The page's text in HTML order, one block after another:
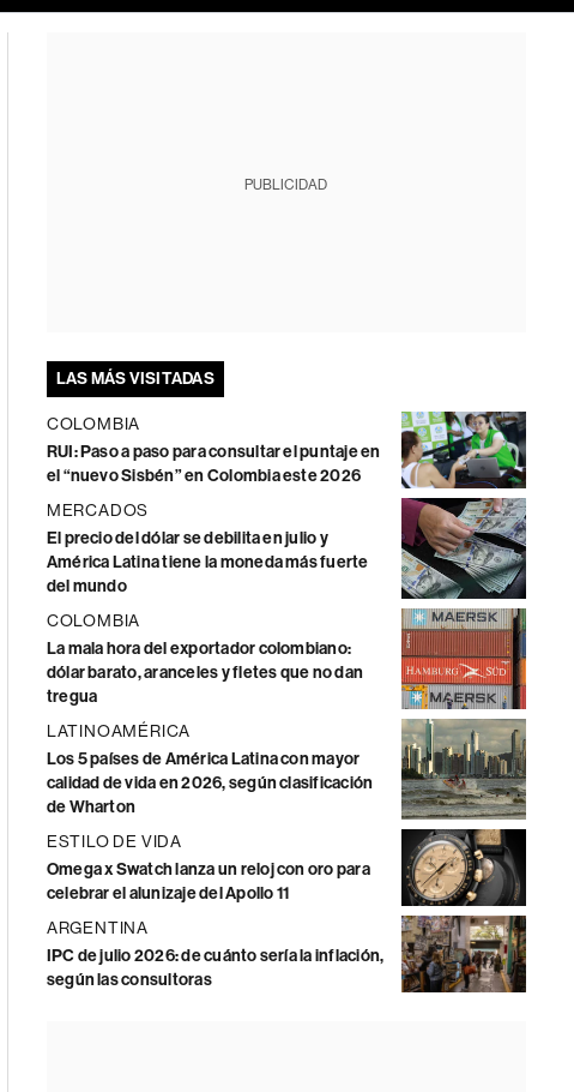
PUBLICIDAD
LAS MÁS VISITADAS
COLOMBIA
RUI: Paso a paso para consultar el puntaje en
el “nuevo Sisbén” en Colombia este 2026
MERCADOS
El precio del dólar se debilita en julio y
América Latina tiene la moneda más fuerte
del mundo
COLOMBIA
La mala hora del exportador colombiano:
dólar barato, aranceles y fletes que no dan
tregua
LATINOAMÉRICA
Los 5 países de América Latina con mayor
calidad de vida en 2026, según clasificación
de Wharton
ESTILO DE VIDA
Omega x Swatch lanza un reloj con oro para
celebrar el alunizaje del Apollo 11
ARGENTINA
IPC de julio 2026: de cuánto sería la inflación,
según las consultoras